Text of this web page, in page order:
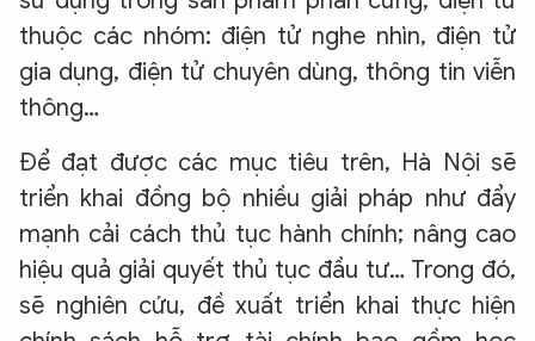
thuộc các nhóm: điện tử nghe nhìn, điện tử
gia dụng, điện tử chuyên dùng, thông tin viễn
thông…
Để đạt được các mục tiêu trên, Hà Nội sẽ
triển khai đồng bộ nhiều giải pháp như đẩy
mạnh cải cách thủ tục hành chính; nâng cao
hiệu quả giải quyết thủ tục đầu tư… Trong đó,
sẽ nghiên cứu, đề xuất triển khai thực hiện